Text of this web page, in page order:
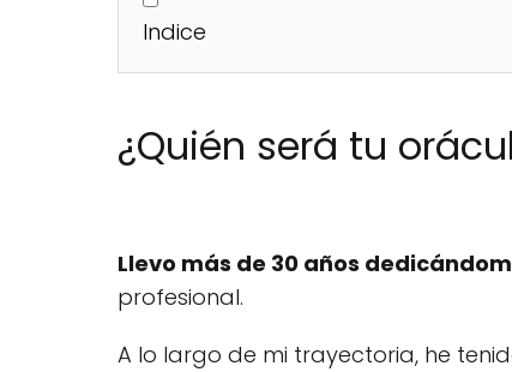
Indice
¿Quién será tu
Llevo más de 30 años
profesional.
A lo largo de mi trayectoria, he